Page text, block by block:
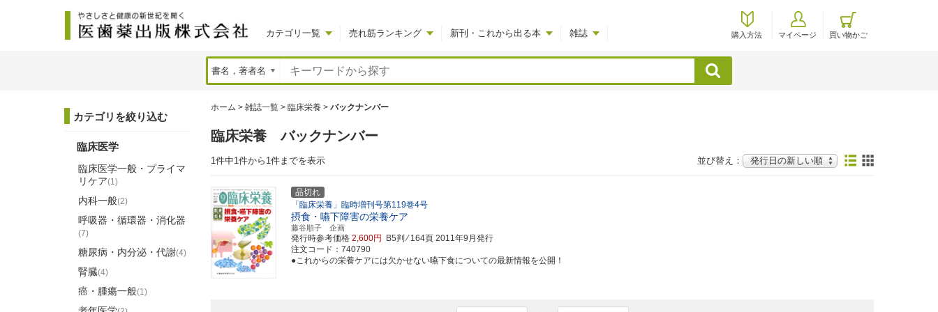
カテゴリ一覧 売れ筋ランキング 新刊・これから出る本 雑誌 購入方法 マイページ 買い物かご
検索
ホーム > 雑誌一覧 > 臨床栄養 > バックナンバー
臨床栄養 バックナンバー
1件中1件から1件までを表示 並び替え：
品切れ
「臨床栄養」臨時増刊号第119巻4号
摂食・嚥下障害の栄養ケア
藤谷順子 企画
発行時参考価格 2,600円 B5判 ⁄ 164頁 2011年9月発行
注文コード：740790
●これからの栄養ケアには欠かせない嚥下食についての最新情報を公開！
カテゴリを絞り込む
臨床医学
臨床医学一般・プライマ
リケア(1)
内科一般(2)
呼吸器・循環器・消化器
(7)
糖尿病・内分泌・代謝(4)
腎臓(4)
癌・腫瘍一般(1)